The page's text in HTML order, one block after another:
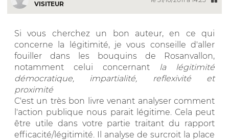
VISITEUR
Si vous cherchez un bon auteur, en ce qui
concerne la légitimité, je vous conseille d'aller
fouiller dans les bouquins de Rosanvallon,
notamment celui concernant
la légitimité
démocratique, impartialité, reflexivité et
proximité
C'est un très bon livre venant analyser comment
l'action publique nous parait légitime. Cela peut
être utile dans votre partie traitant du rapport
efficacité/légitimité. Il analyse de surcroit la place